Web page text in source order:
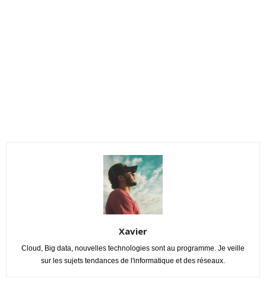
Xavier
Cloud, Big data, nouvelles technologies sont au programme. Je veille
sur les sujets tendances de l'informatique et des réseaux.